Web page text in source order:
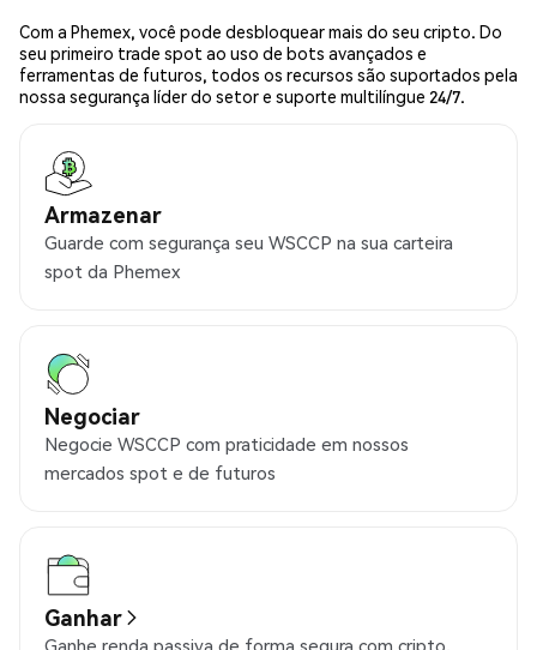
Com a Phemex, você pode desbloquear mais do seu cripto. Do
seu primeiro trade spot ao uso de bots avançados e
ferramentas de futuros, todos os recursos são suportados pela
nossa segurança líder do setor e suporte multilíngue 24/7.
Armazenar
Guarde com segurança seu WSCCP na sua carteira
spot da Phemex
Negociar
Negocie WSCCP com praticidade em nossos
mercados spot e de futuros
Ganhar